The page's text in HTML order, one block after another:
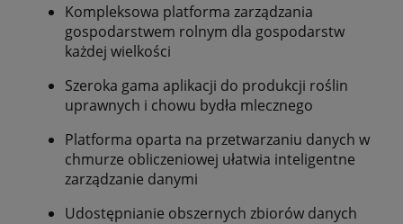
Kompleksowa platforma zarządzania
gospodarstwem rolnym dla gospodarstw
każdej wielkości
Szeroka gama aplikacji do produkcji roślin
uprawnych i chowu bydła mlecznego
Platforma oparta na przetwarzaniu danych w
chmurze obliczeniowej ułatwia inteligentne
zarządzanie danymi
Udostępnianie obszernych zbiorów danych